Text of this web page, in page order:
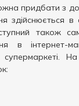
придбати з
здійснюється
також
в інтернет-